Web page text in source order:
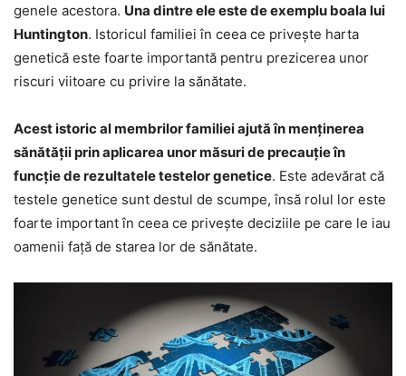
genele acestora. Una dintre ele este de exemplu boala lui
Huntington. Istoricul familiei în ceea ce privește harta
genetică este foarte importantă pentru prezicerea unor
riscuri viitoare cu privire la sănătate.
Acest istoric al membrilor familiei ajută în menținerea
sănătății prin aplicarea unor măsuri de precauție în
funcție de rezultatele testelor genetice. Este adevărat că
testele genetice sunt destul de scumpe, însă rolul lor este
foarte important în ceea ce privește deciziile pe care le iau
oamenii față de starea lor de sănătate.